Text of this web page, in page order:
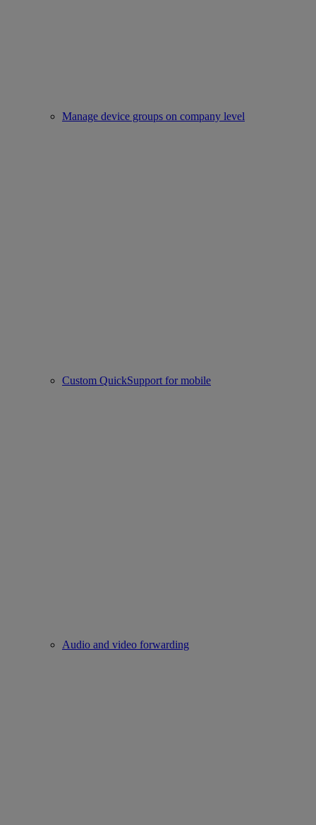
Manage device groups on company level
Custom QuickSupport for mobile
Audio and video forwarding